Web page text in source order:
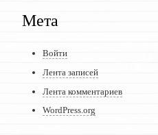
Мета
Войти
Лента записей
Лента комментариев
WordPress.org